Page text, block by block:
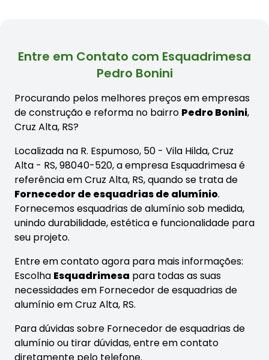
Entre em Contato com Esquadrimesa
Pedro Bonini
Procurando pelos melhores preços em empresas
de construção e reforma no bairro Pedro Bonini,
Cruz Alta, RS?
Localizada na R. Espumoso, 50 - Vila Hilda, Cruz
Alta - RS, 98040-520, a empresa Esquadrimesa é
referência em Cruz Alta, RS, quando se trata de
Fornecedor de esquadrias de alumínio.
Fornecemos esquadrias de alumínio sob medida,
unindo durabilidade, estética e funcionalidade para
seu projeto.
Entre em contato agora para mais informações:
Escolha Esquadrimesa para todas as suas
necessidades em Fornecedor de esquadrias de
alumínio em Cruz Alta, RS.
Para dúvidas sobre Fornecedor de esquadrias de
alumínio ou tirar dúvidas, entre em contato
diretamente pelo telefone.